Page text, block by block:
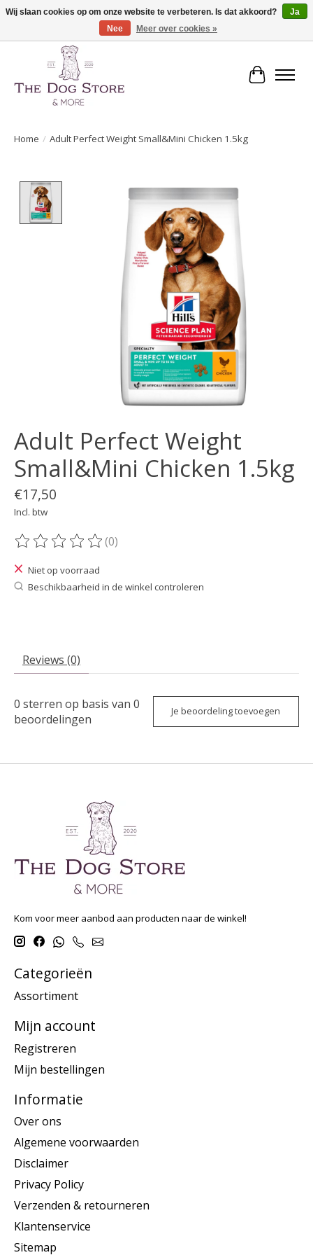
De speciaalzaak in hondenartikelen en meer!
Home / Adult Perfect Weight Small&Mini Chicken 1.5kg
Product image slideshow Items
Adult Perfect Weight
Small&Mini Chicken 1.5kg
€17,50
Incl. btw
De beoordeling van dit product is
(0)
Niet op voorraad
Beschikbaarheid in de winkel controleren
Reviews (0)
0 sterren op basis van 0
beoordelingen
Je beoordeling toevoegen
Kom voor meer aanbod aan producten naar de winkel!
Categorieën
Assortiment
Mijn account
Registreren
Mijn bestellingen
Informatie
Over ons
Algemene voorwaarden
Disclaimer
Privacy Policy
Verzenden & retourneren
Klantenservice
Sitemap
Wij slaan cookies op om onze website te verbeteren. Is dat akkoord?
Ja
Nee
Meer over cookies »